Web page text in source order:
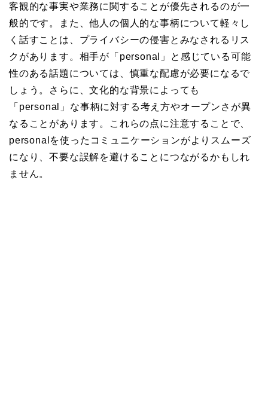
客観的な事実や業務に関することが優先されるのが一
般的です。また、他人の個人的な事柄について軽々し
く話すことは、プライバシーの侵害とみなされるリス
クがあります。相手が「personal」と感じている可能
性のある話題については、慎重な配慮が必要になるで
しょう。さらに、文化的な背景によっても
「personal」な事柄に対する考え方やオープンさが異
なることがあります。これらの点に注意することで、
personalを使ったコミュニケーションがよりスムーズ
になり、不要な誤解を避けることにつながるかもしれ
ません。